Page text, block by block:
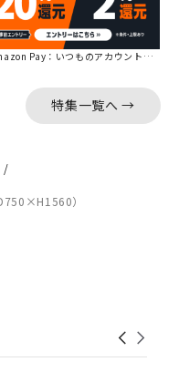
Pay：いつものアカウントで簡単に決済可能。
特集一覧へ →
）
Carousel